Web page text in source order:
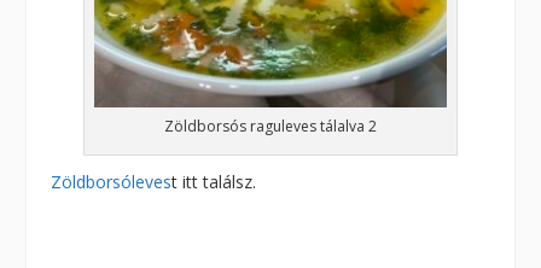
Zöldborsós raguleves tálalva 2
Zöldborsólevest itt találsz.